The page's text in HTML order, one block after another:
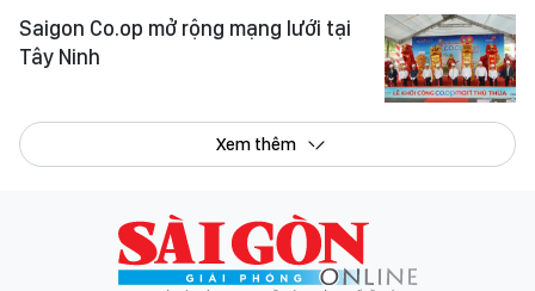
Saigon Co.op mở rộng mạng lưới tại
Tây Ninh
Xem thêm